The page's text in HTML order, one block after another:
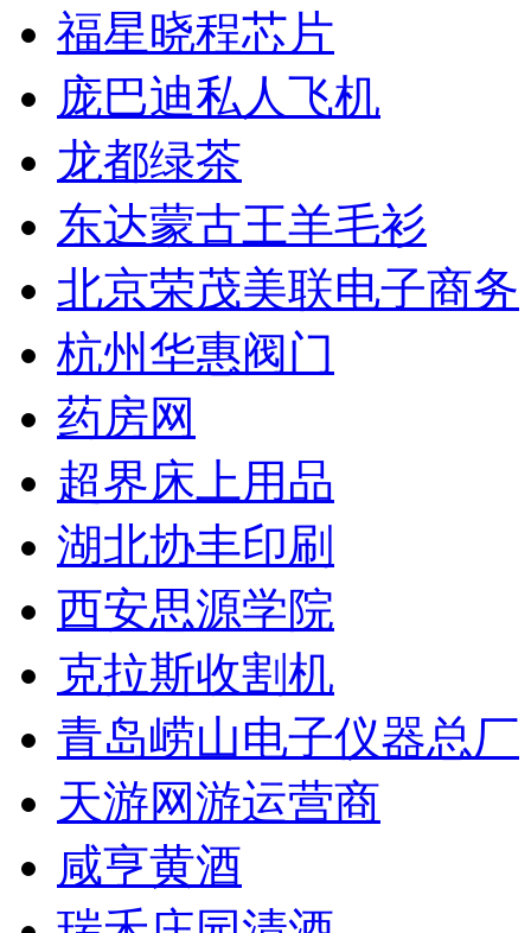
福星晓程芯片
庞巴迪私人飞机
龙都绿茶
东达蒙古王羊毛衫
北京荣茂美联电子商务
杭州华惠阀门
药房网
超界床上用品
湖北协丰印刷
西安思源学院
克拉斯收割机
青岛崂山电子仪器总厂
天游网游运营商
咸亨黄酒